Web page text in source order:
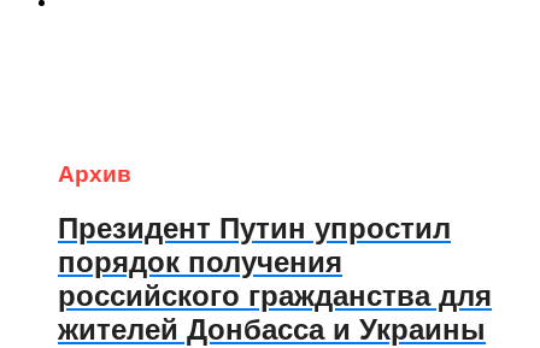
Архив
Президент Путин упростил
порядок получения
российского гражданства для
жителей Донбасса и Украины